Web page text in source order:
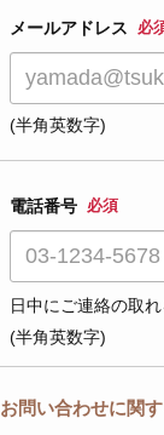
メールアドレス 必
(半角英数字)
電話番号 必須
日中にご連絡の取
(半角英数字)
お問い合わせに関